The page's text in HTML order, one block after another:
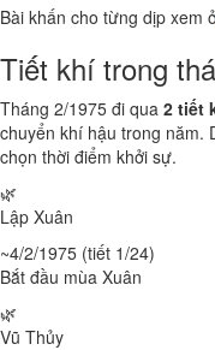
Bài khấn cho từng dịp xem
Tiết khí trong
Tháng 2/1975 đi qua 2 tiết
chuyển khí hậu trong năm.
chọn thời điểm khởi sự.
🌿
Lập Xuân
~4/2/1975 (tiết 1/24)
Bắt đầu mùa Xuân
🌿
Vũ Thủy